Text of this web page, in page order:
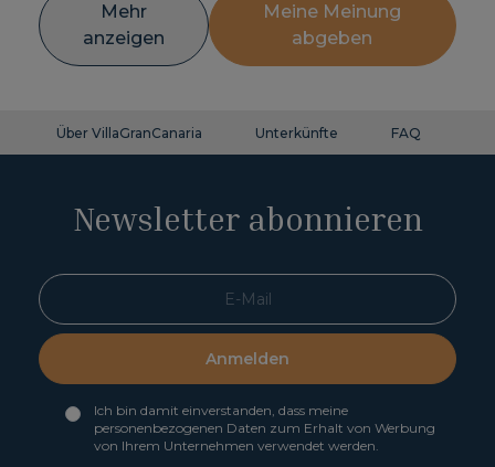
Mehr
anzeigen
Meine Meinung
abgeben
Über VillaGranCanaria Unterkünfte FAQ
Newsletter abonnieren
Anmelden
Ich bin damit einverstanden, dass meine
personenbezogenen Daten zum Erhalt von Werbung
von Ihrem Unternehmen verwendet werden.